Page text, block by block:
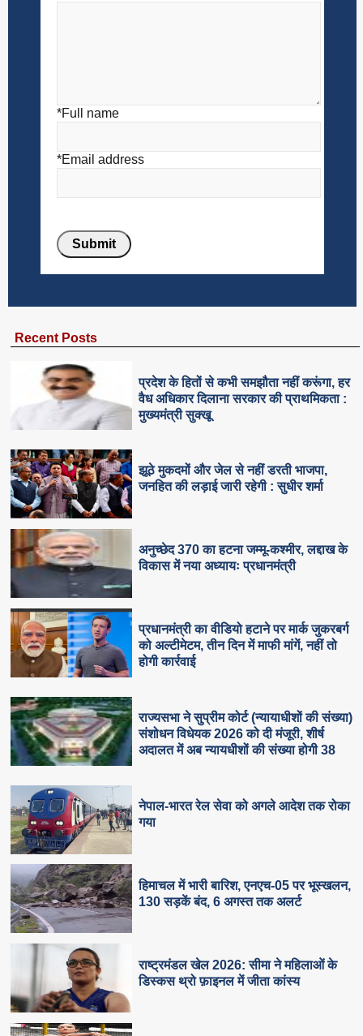
*Full name
*Email address
Recent Posts
प्रदेश के हितों से कभी समझौता नहीं करूंगा, हर
वैध अधिकार दिलाना सरकार की प्राथमिकता :
मुख्यमंत्री सुक्खू
झूठे मुकदमों और जेल से नहीं डरती भाजपा,
जनहित की लड़ाई जारी रहेगी : सुधीर शर्मा
अनुच्छेद 370 का हटना जम्मू-कश्मीर, लद्दाख के
विकास में नया अध्यायः प्रधानमंत्री
प्रधानमंत्री का वीडियो हटाने पर मार्क जुकरबर्ग
को अल्टीमेटम, तीन दिन में माफी मांगें, नहीं तो
होगी कार्रवाई
राज्यसभा ने सुप्रीम कोर्ट (न्यायाधीशों की संख्या)
संशोधन विधेयक 2026 को दी मंजूरी, शीर्ष
अदालत में अब न्यायधीशों की संख्या होगी 38
नेपाल-भारत रेल सेवा को अगले आदेश तक रोका
गया
हिमाचल में भारी बारिश, एनएच-05 पर भूस्खलन,
130 सड़कें बंद, 6 अगस्त तक अलर्ट
राष्ट्रमंडल खेल 2026: सीमा ने महिलाओं के
डिस्कस थ्रो फ़ाइनल में जीता कांस्य